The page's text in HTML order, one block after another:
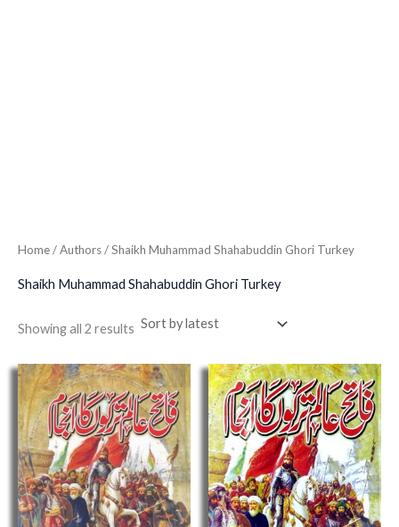
Home/ Authors / Shaikh Muhammad Shahabuddin Ghori Turkey
Shaikh Muhammad Shahabuddin Ghori Turkey
Showing all 2 results